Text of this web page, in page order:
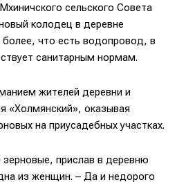
сельского Совета
колодец в деревне
что есть водопровод, в
санитарным нормам.
жителей деревни и
«Холмянский», оказывая
на приусадебных участках.
прислав в деревню
из женщин. – Да и недорого